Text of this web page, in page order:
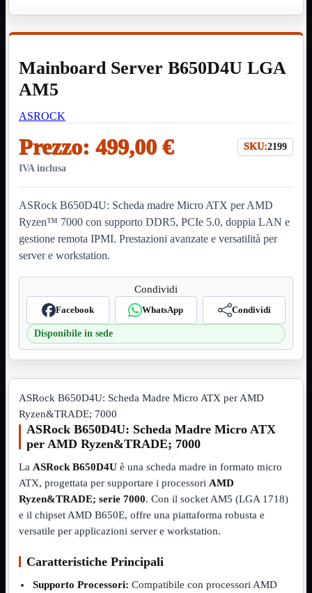
KVM

USB Type-C
Alimentazione
Mostra tutti i prodotti
220Volt
VGA
USB2Mostra tutti i prodotti
A/A Maschio
OTG
Prolunga
Stampante
VGAMostra tutti i prodotti
Maschio-Femmina
Maschio-Maschio
Splitter
E-Sata
Sas
Sata
EPS
USB3 Mostra tutti i prodotti
Micro
CDROM to Hard Disk
Mainboard Server B650D4U LGA
AM5
ASROCK
Prezzo: 499,00 €
IVA inclusa
SKU:2199
ASRock B650D4U: Scheda madre Micro ATX per AMD
Ryzen™ 7000 con supporto DDR5, PCIe 5.0, doppia LAN e
gestione remota IPMI. Prestazioni avanzate e versatilità per
server e workstation.
Condividi
Facebook WhatsApp Condividi
Disponibile in sede
ASRock B650D4U: Scheda Madre Micro ATX per AMD
Ryzen&TRADE; 7000
ASRock B650D4U: Scheda Madre Micro ATX
per AMD Ryzen&TRADE; 7000
La ASRock B650D4U è una scheda madre in formato micro
ATX, progettata per supportare i processori AMD
Ryzen&TRADE; serie 7000. Con il socket AM5 (LGA 1718)
e il chipset AMD B650E, offre una piattaforma robusta e
versatile per applicazioni server e workstation.
Caratteristiche Principali
Supporto Processori: Compatibile con processori AMD